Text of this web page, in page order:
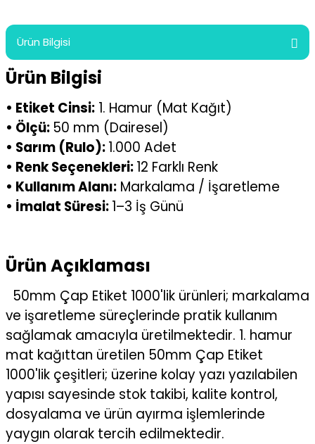
Ürün Bilgisi
Ürün Bilgisi
• Etiket Cinsi: 1. Hamur (Mat Kağıt)
• Ölçü:50 mm (Dairesel)
• Sarım (Rulo):1.000 Adet
• Renk Seçenekleri:12 Farklı Renk
• Kullanım Alanı: Markalama / İşaretleme
• İmalat Süresi:1–3 İş Günü
Ürün Açıklaması
50mm Çap Etiket 1000'lik ürünleri; markalama
ve işaretleme süreçlerinde pratik kullanım
sağlamak amacıyla üretilmektedir. 1. hamur
mat kağıttan üretilen 50mm Çap Etiket
1000'lik çeşitleri; üzerine kolay yazı yazılabilen
yapısı sayesinde stok takibi, kalite kontrol,
dosyalama ve ürün ayırma işlemlerinde
yaygın olarak tercih edilmektedir.